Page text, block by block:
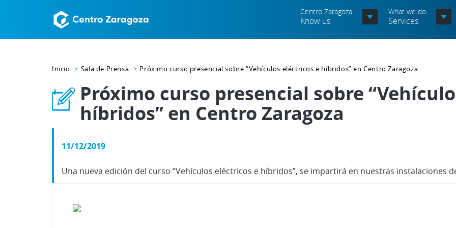
Centro Zaragoza
Know us
Órganos Consultivos
Associated Entities
Política de seguridad de la
información
Política medioambiental
What we do
Services
Inicio Sala de Prensa Próximo curso presencial sobre “Vehículos eléctricos e híbridos” en Centro Zaragoza
Próximo curso presencial sobre
híbridos” en Centro Zaragoza
11/12/2019
Una nueva edición del curso “Vehículos eléctricos e híbridos”, se impartirá en nuestras instalaciones